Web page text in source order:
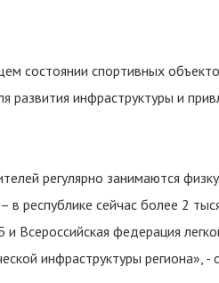
состоянии спортивных
развития инфраструктуры и
регулярно занимаются
в республике сейчас более 2
Всероссийская федерация
инфраструктуры региона»,